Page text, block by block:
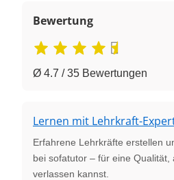
Bewertung
Ø 4.7 / 35 Bewertungen
Lernen mit Lehrkraft-
Erfahrene Lehrkräfte erstellen
bei sofatutor – für eine Qualität,
verlassen kannst.